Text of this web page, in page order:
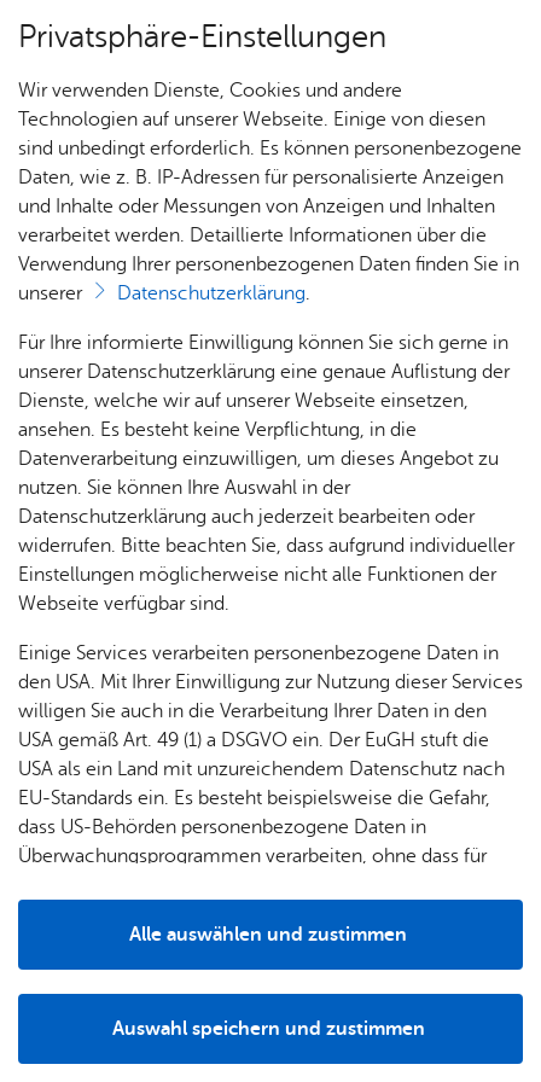
Über­sicht Bür­ger & Stadt
Rat­
haus &
Bür­
ger­
ser­vice
Rat­
häu­ser
& Orts­
ver­
wal­
Ämter
A–Z
Diens
t­leis­
tun­gen
A–Z
For­
Nach­
rich­
ten,
Vi­de­os
& Bil­
der
Me­di­
en­in­
for­ma­
tio­nen
fent­li­
che
Be­
kannt­
ma­
chun­
& TV
Pres­se
Jobs
Stel­
len­an­
ge­bo­te
Aus­bil­
dung &
Stu­di­
um
Bil­
dung
& Be­
treu­
ung
Potz­
be­
treu­
ung
Schu­
len
Bauen
& Um­
welt
Geo­
da­ten
& 3D-
Stadt­
Bau­
stel­len
& Um­
lei­tun­
Um­
welt &
Kli­ma­
Sa­nie­
ren &
bi­li­en
Stadt­
Ge­
sund­
heit &
kum
Ärzte &
Apo­
Fa­mi­lie
& Kin­
der
Se­nio­
ren
Woh­
nen
re­frei
Pfle­ge
& Un­
ter­stüt­
zung
For­mu­la­re
Vor­le­sen
Wei­te­re Ko­pi­en EU-Li­zenz
(Kraf­tom­ni­bus)
Weitere Kopien EU-Lizenz (Kraftomnibus)
Zur Über­sicht
Ihr Kon­takt zu uns
Stadt Fried­richs­ha­fen
Ade­nau­er­platz 1
oder Ser­vice­num­mer 115
Privatsphäre-Einstellungen
Wir verwenden Dienste, Cookies und andere
Technologien auf unserer Webseite. Einige von diesen
sind unbedingt erforderlich. Es können personenbezogene
Daten, wie z. B. IP-Adressen für personalisierte Anzeigen
und Inhalte oder Messungen von Anzeigen und Inhalten
verarbeitet werden. Detaillierte Informationen über die
Verwendung Ihrer personenbezogenen Daten finden Sie in
unserer
Datenschutzerklärung.
Für Ihre informierte Einwilligung können Sie sich gerne in
unserer Datenschutzerklärung eine genaue Auflistung der
Dienste, welche wir auf unserer Webseite einsetzen,
ansehen. Es besteht keine Verpflichtung, in die
Datenverarbeitung einzuwilligen, um dieses Angebot zu
nutzen. Sie können Ihre Auswahl in der
Datenschutzerklärung auch jederzeit bearbeiten oder
widerrufen. Bitte beachten Sie, dass aufgrund individueller
Einstellungen möglicherweise nicht alle Funktionen der
Webseite verfügbar sind.
Einige Services verarbeiten personenbezogene Daten in
den USA. Mit Ihrer Einwilligung zur Nutzung dieser Services
willigen Sie auch in die Verarbeitung Ihrer Daten in den
USA gemäß Art. 49 (1) a DSGVO ein. Der EuGH stuft die
USA als ein Land mit unzureichendem Datenschutz nach
EU-Standards ein. Es besteht beispielsweise die Gefahr,
dass US-Behörden personenbezogene Daten in
Überwachungsprogrammen verarbeiten, ohne dass für
Auswahl speichern und zustimmen
Alle auswählen und zustimmen